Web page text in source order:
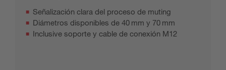
Señalización clara del proceso de muting
Diámetros disponibles de 40 mm y 70 mm
Inclusive soporte y cable de conexión M12